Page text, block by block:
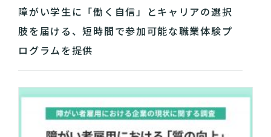
障がい学生に「働く自信」とキャリアの選択
肢を届ける、短時間で参加可能な職業体験プ
ログラムを提供